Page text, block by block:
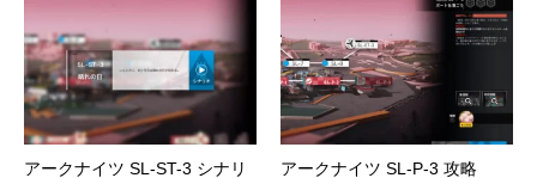
アークナイツ SL-ST-3 シナリ
アークナイツ SL-P-3 攻略